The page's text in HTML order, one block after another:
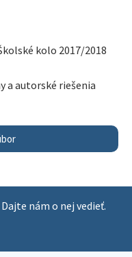
kolo 2017/2018
a autorské riešenia
nám o nej vedieť.